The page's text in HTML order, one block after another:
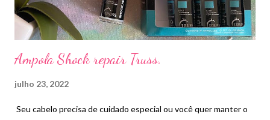
Ampola Shock repair Truss.
julho 23, 2022
Seu cabelo precisa de cuidado especial ou você quer manter o